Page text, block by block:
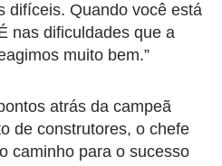
difíceis. Quando você está
nas dificuldades que a
muito bem.”
atrás da campeã
de construtores, o chefe
caminho para o sucesso